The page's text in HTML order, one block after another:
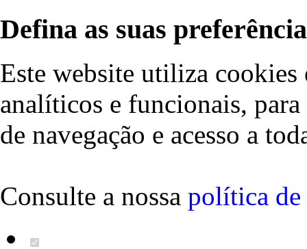
Defina as suas
Este website utiliza cookies
analíticos e funcionais,
de navegação e acesso a
Consulte a nossa política de